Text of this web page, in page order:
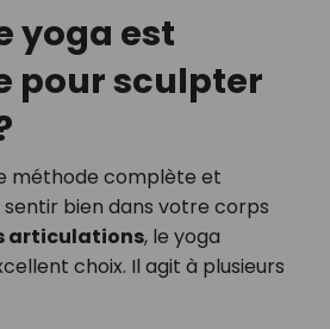
yoga est
pour sculpter
méthode complète et
bien dans votre corps
articulations, le yoga
choix. Il agit à plusieurs